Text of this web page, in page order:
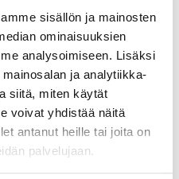
sisällön ja mainosten
ominaisuuksien
analysoimiseen. Lisäksi
ja analytiikka-
siitä, miten käytät
voivat yhdistää näitä
antanut heille tai joita on
palvelujaan.